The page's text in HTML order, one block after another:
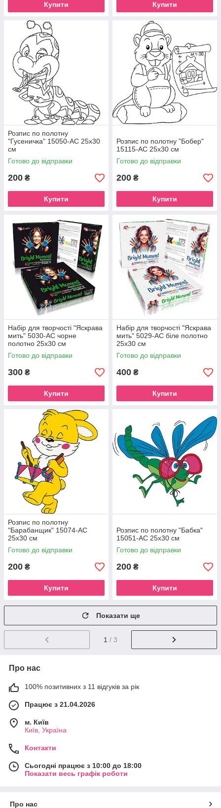
Купити Купити
Розпис по полотну
"Гусеничка" 15050-AC 25х30
см
Готово до відправки
200 ₴
Купити
Розпис по полотну "Бобер"
15115-AC 25х30 см
Готово до відправки
200 ₴
Купити
Набір для творчості "Яскрава
мить" 5030-AC чорне
полотно 25х30 см
Готово до відправки
300 ₴
Купити
Набір для творчості "Яскрава
мить" 5029-AC біле полотно
25х30 см
Готово до відправки
400 ₴
Купити
Розпис по полотну
"Барабанщик" 15074-AC
25х30 см
Готово до відправки
200 ₴
Купити
Розпис по полотну "Бабка"
15051-AC 25х30 см
Готово до відправки
200 ₴
Купити
Показати ще
1 / 3
Про нас
100% позитивних з 11 відгуків за рік
Працює з 21.04.2026
м. Київ
Київ, Україна
Контакти
Сьогодні працює з 10:00 до 18:00
Показати весь графік роботи
Про нас